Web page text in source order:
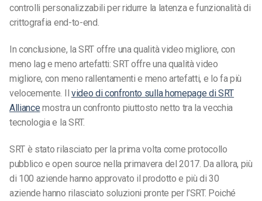
controlli personalizzabili per ridurre la latenza e funzionalità di
crittografia end-to-end.
In conclusione, la SRT offre una qualità video migliore, con
meno lag e meno artefatti: SRT offre una qualità video
migliore, con meno rallentamenti e meno artefatti, e lo fa più
velocemente. Il video di confronto sulla homepage di SRT
Alliance mostra un confronto piuttosto netto tra la vecchia
tecnologia e la SRT.
SRT è stato rilasciato per la prima volta come protocollo
pubblico e open source nella primavera del 2017. Da allora, più
di 100 aziende hanno approvato il prodotto e più di 30
aziende hanno rilasciato soluzioni pronte per l’SRT. Poiché